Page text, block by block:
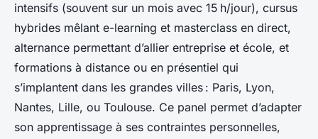
intensifs (souvent sur un mois avec 15 h/jour), cursus
hybrides mêlant e-learning et masterclass en direct,
alternance permettant d’allier entreprise et école, et
formations à distance ou en présentiel qui
s’implantent dans les grandes villes : Paris, Lyon,
Nantes, Lille, ou Toulouse. Ce panel permet d’adapter
son apprentissage à ses contraintes personnelles,